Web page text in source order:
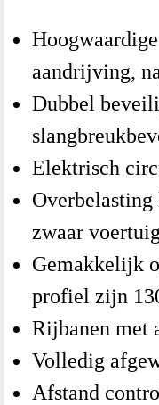
aandrijving,
Dubbel
Elektrisch
zwaar voertuig
Gemakkelijk
profiel zijn
Rijbanen met
Volledig
Afstand